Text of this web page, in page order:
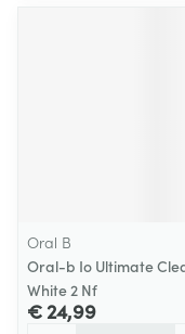
Oral B
Oral-b Io Ultimate
White 2 Nf
€ 24,99